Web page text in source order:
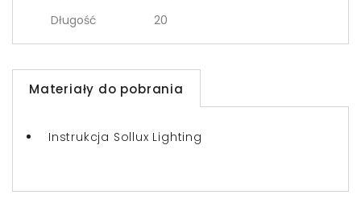
Długość
20
Materiały do pobrania
Instrukcja Sollux Lighting